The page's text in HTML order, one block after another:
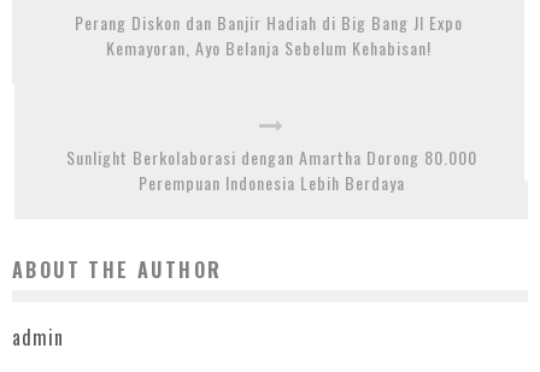
Perang Diskon dan Banjir Hadiah di Big Bang JI Expo
Kemayoran, Ayo Belanja Sebelum Kehabisan!
Sunlight Berkolaborasi dengan Amartha Dorong 80.000
Perempuan Indonesia Lebih Berdaya
ABOUT THE AUTHOR
admin